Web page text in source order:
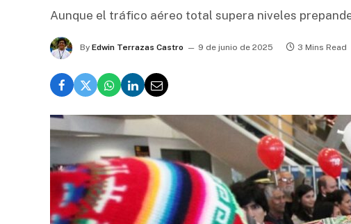
Aunque el tráfico aéreo total supera niveles
By Edwin Terrazas Castro 9 de junio de 2025 3 Mins Read